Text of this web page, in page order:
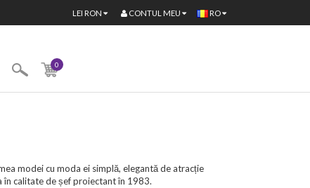
RO
LEI RON CONTUL MEU
0
modei cu moda ei simplă, elegantă de atracție
în calitate de șef proiectant în 1983.